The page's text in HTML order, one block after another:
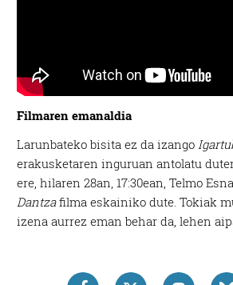
Filmaren emanaldia
Larunbateko bisita ez da izango
erakusketaren inguruan antolatu
ere, hilaren 28an, 17:30ean, Telmo
Dantzafilma eskainiko dute. Tokiak
izena aurrez eman behar da, lehen